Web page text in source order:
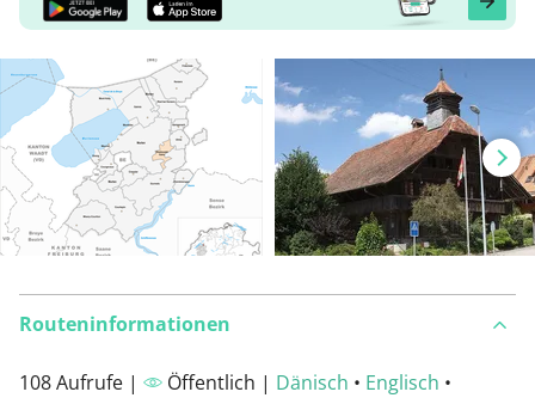
Routeninformationen
108 Aufrufe | Öffentlich | Dänisch • Englisch •